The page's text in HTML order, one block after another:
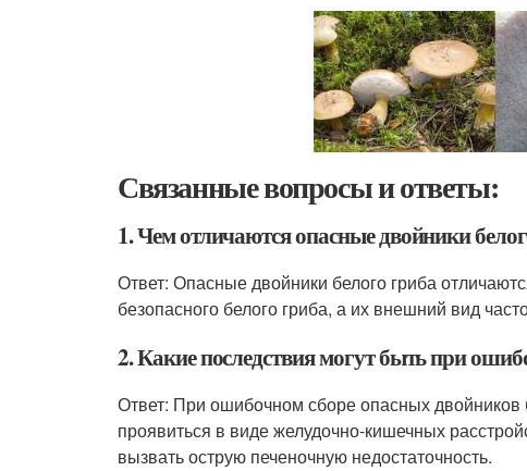
Связанные вопросы и ответы:
1. Чем отличаются опасные двойники
Ответ: Опасные двойники белого гриба
безопасного белого гриба, а их внешний вид
2. Какие последствия могут быть при
Ответ: При ошибочном сборе опасных двойников
проявиться в виде желудочно-кишечных
вызвать острую печеночную недостаточность.